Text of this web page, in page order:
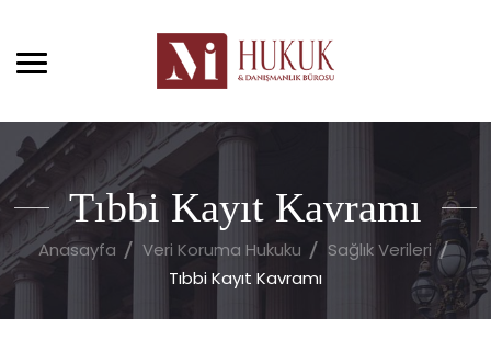
Tıbbi Kayıt Kavramı
Anasayfa Veri Koruma Hukuku
Sağlık Verileri
Tıbbi Kayıt Kavramı